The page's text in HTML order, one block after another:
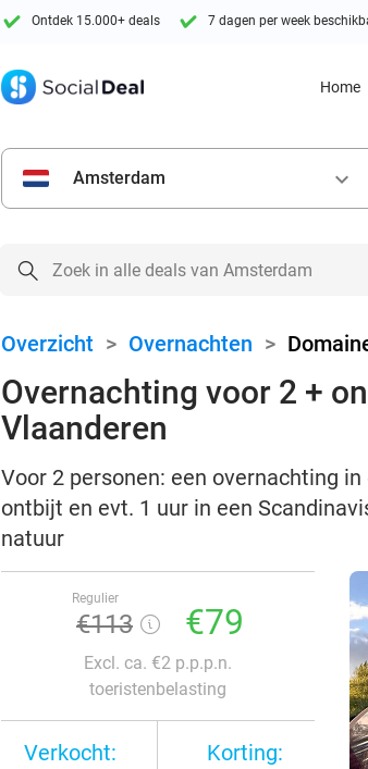
Ontdek 15.000+ deals 7 dagen per week
Home
Amsterdam keyboard_arrow_down
Overzicht > Overnachten >
Overnachting voor 2 +
Vlaanderen
Voor 2 personen: een overnachting
ontbijt en evt. 1 uur in een
natuur
Regulier
€113 €79
Excl. ca. €2 p.p.p.n.
toeristenbelasting
Verkocht:
Korting: